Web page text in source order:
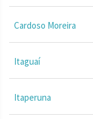
Cardoso Moreira
Itaguaí
Itaperuna